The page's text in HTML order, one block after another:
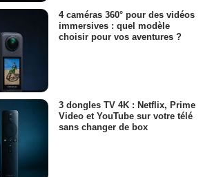
4 caméras 360° pour des vidéos
immersives : quel modèle
choisir pour vos aventures ?
3 dongles TV 4K : Netflix, Prime
Video et YouTube sur votre télé
sans changer de box